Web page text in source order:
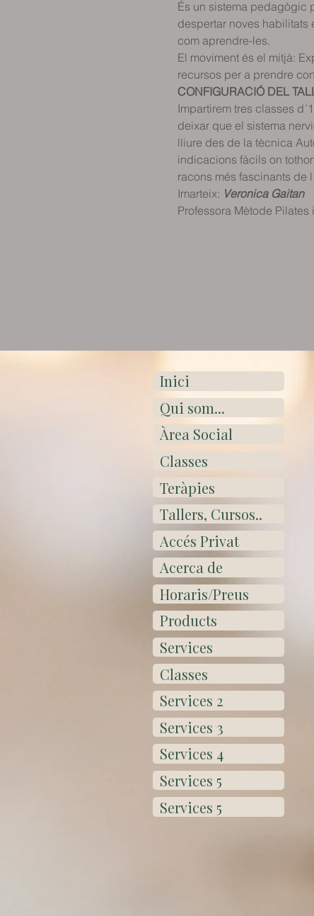
racons més fascinants de
Imarteix: Veronica Gaitan
Professora Mètode
Inici
Qui som...
Àrea Social
Classes
Teràpies
Tallers, Cursos..
Accés Privat
Acerca de
Horaris/Preus
Products
Services
Classes
Services 2
Services 3
Services 4
Services 5
Services 5